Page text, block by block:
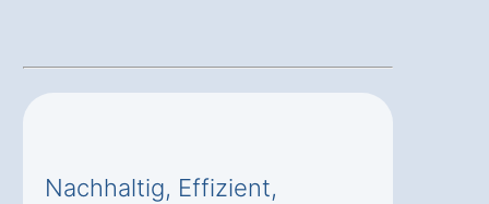
Nachhaltig, Effizient,